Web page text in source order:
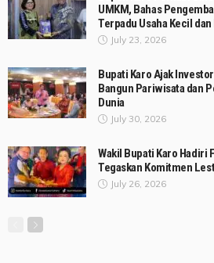
UMKM, Bahas
Terpadu Usaha Kecil
July 23, 2026
Bupati Karo Ajak
Bangun Pariwisata dan
Dunia
July 30, 2026
Wakil Bupati Karo
Tegaskan Komitmen
July 26, 2026